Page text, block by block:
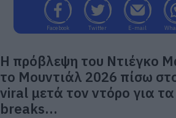
Facebook Twitter E-mail
Η πρόβλεψη του Ντιέγκο
το Μουντιάλ 2026 πίσω
viral μετά τον ντόρο για
breaks...